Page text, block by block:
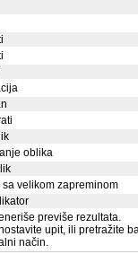
oblika
sa velikom zapreminom
previše rezultata.
upit, ili pretražite
način.